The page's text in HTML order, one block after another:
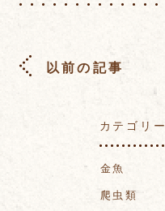
以前の記事
カテゴリー
金魚
爬虫類